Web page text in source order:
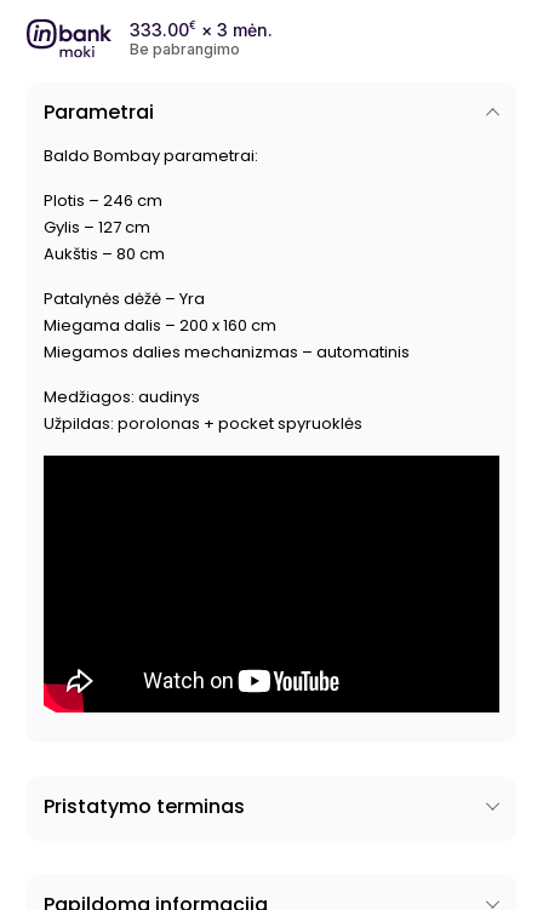
333.00€ × 3 mėn.
Be pabrangimo
Parametrai
Baldo Bombay parametrai:
Plotis – 246 cm
Gylis – 127 cm
Aukštis – 80 cm
Patalynės dėžė – Yra
Miegama dalis – 200 x 160 cm
Miegamos dalies mechanizmas – automatinis
Medžiagos: audinys
Užpildas: porolonas + pocket spyruoklės
Pristatymo terminas
Papildoma informacija